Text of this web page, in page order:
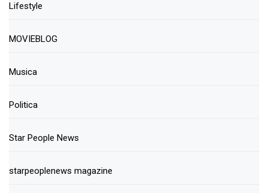
Lifestyle
MOVIEBLOG
Musica
Politica
Star People News
starpeoplenews magazine